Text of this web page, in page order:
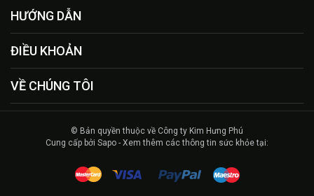
HƯỚNG DẪN
ĐIỀU KHOẢN
VỀ CHÚNG TÔI
© Bản quyền thuộc về Công ty Kim Hưng Phú
Cung cấp bởi Sapo - Xem thêm các thông tin sức khỏe tại: